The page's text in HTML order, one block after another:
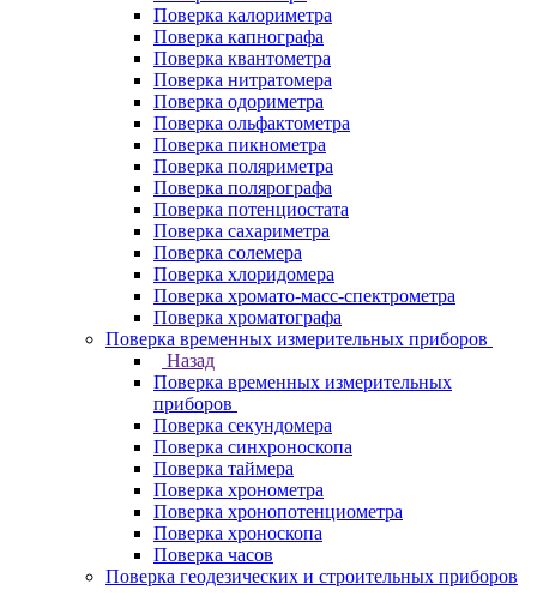
Поверка калориметра
Поверка капнографа
Поверка квантометра
Поверка нитратомера
Поверка одориметра
Поверка ольфактометра
Поверка пикнометра
Поверка поляриметра
Поверка полярографа
Поверка потенциостата
Поверка сахариметра
Поверка солемера
Поверка хлоридомера
Поверка хромато-масс-спектрометра
Поверка хроматографа
Поверка временных измерительных приборов
Назад
Поверка временных измерительных
приборов
Поверка секундомера
Поверка синхроноскопа
Поверка таймера
Поверка хронометра
Поверка хронопотенциометра
Поверка хроноскопа
Поверка часов
Поверка геодезических и строительных приборов